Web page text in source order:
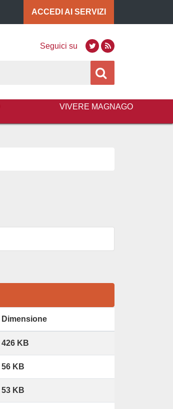
ACCEDI AI SERVIZI
Seguici su TwitterRSS
VIVERE MAGNAGO
Dimensione
426 KB
56 KB
53 KB